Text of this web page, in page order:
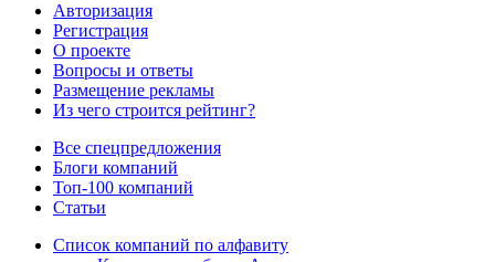
Авторизация
Регистрация
О проекте
Вопросы и ответы
Размещение рекламы
Из чего строится рейтинг?
Все спецпредложения
Блоги компаний
Топ-100 компаний
Статьи
Список компаний по алфавиту